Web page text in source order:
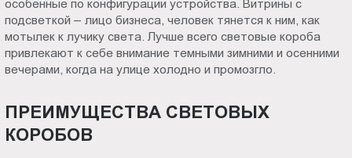
особенные по конфигурации устройства. Витрины с
подсветкой – лицо бизнеса, человек тянется к ним, как
мотылек к лучику света. Лучше всего световые короба
привлекают к себе внимание темными зимними и осенними
вечерами, когда на улице холодно и промозгло.
ПРЕИМУЩЕСТВА СВЕТОВЫХ
КОРОБОВ
9.00-
18.00
Сб.,
выходной